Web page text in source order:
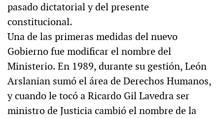
pasado dictatorial y del presente
constitucional.
Una de las primeras medidas del nuevo
Gobierno fue modificar el nombre del
Ministerio. En 1989, durante su gestión, León
Arslanian sumó el área de Derechos Humanos,
y cuando le tocó a Ricardo Gil Lavedra ser
ministro de Justicia cambió el nombre de la